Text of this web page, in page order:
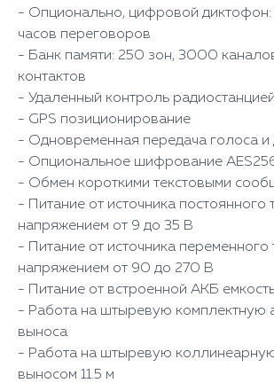
- Опционально, цифровой диктофон:
часов переговоров
- Банк памяти: 250 зон, 3000
контактов
- Удаленный контроль радиостанцией
- GPS позиционирование
- Одновременная передача голоса и
- Опциональное шифрование
- Обмен короткими текстовыми
- Питание от источника постоянного
напряжением от 9 до 35 В
- Питание от источника переменного
напряжением от 90 до 270 В
- Питание от встроенной АКБ
- Работа на штыревую комплектную
выноса
- Работа на штыревую
выносом 11.5 м